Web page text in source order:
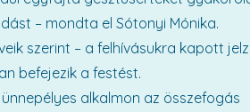
– mondta el Sótonyi Mónika.
szerint – a felhívásukra kapott
befejezik a festést.
alkalmon az összefogás